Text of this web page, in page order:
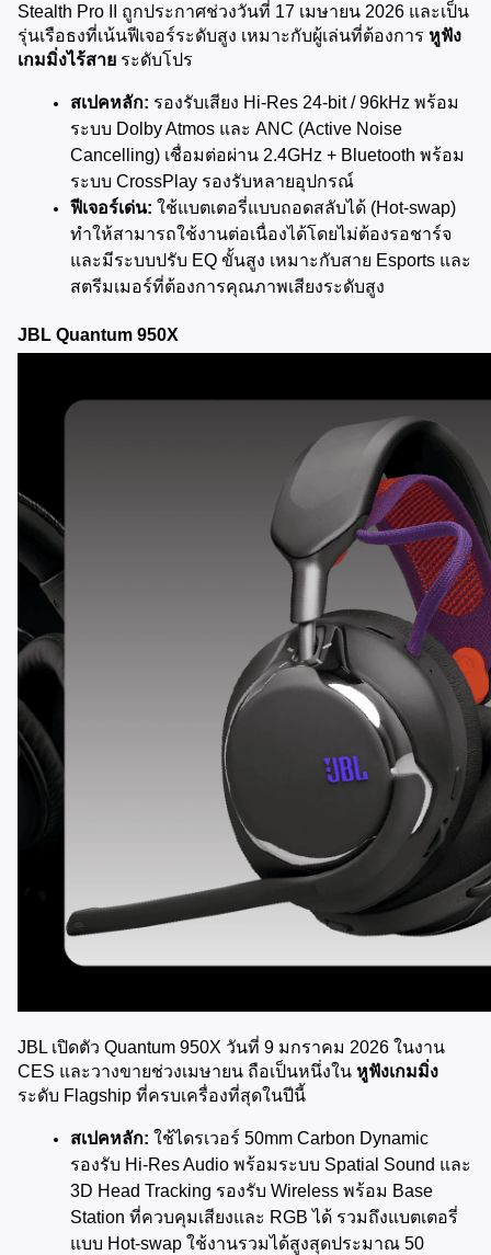
Stealth Pro II ถูกประกาศช่วงวันที่ 17 เมษายน 2026 และเป็น
รุ่นเรือธงที่เน้นฟีเจอร์ระดับสูง เหมาะกับผู้เล่นที่ต้องการ หูฟัง
เกมมิ่งไร้สาย ระดับโปร
สเปคหลัก: รองรับเสียง Hi-Res 24-bit / 96kHz พร้อม
ระบบ Dolby Atmos และ ANC (Active Noise
Cancelling) เชื่อมต่อผ่าน 2.4GHz + Bluetooth พร้อม
ระบบ CrossPlay รองรับหลายอุปกรณ์
ฟีเจอร์เด่น: ใช้แบตเตอรี่แบบถอดสลับได้ (Hot-swap)
ทำให้สามารถใช้งานต่อเนื่องได้โดยไม่ต้องรอชาร์จ
และมีระบบปรับ EQ ขั้นสูง เหมาะกับสาย Esports และ
สตรีมเมอร์ที่ต้องการคุณภาพเสียงระดับสูง
JBL Quantum 950X
JBL เปิดตัว Quantum 950X วันที่ 9 มกราคม 2026 ในงาน
CES และวางขายช่วงเมษายน ถือเป็นหนึ่งใน หูฟังเกมมิ่ง
ระดับ Flagship ที่ครบเครื่องที่สุดในปีนี้
สเปคหลัก: ใช้ไดรเวอร์ 50mm Carbon Dynamic
รองรับ Hi-Res Audio พร้อมระบบ Spatial Sound และ
3D Head Tracking รองรับ Wireless พร้อม Base
Station ที่ควบคุมเสียงและ RGB ได้ รวมถึงแบตเตอรี่
แบบ Hot-swap ใช้งานรวมได้สูงสุดประมาณ 50